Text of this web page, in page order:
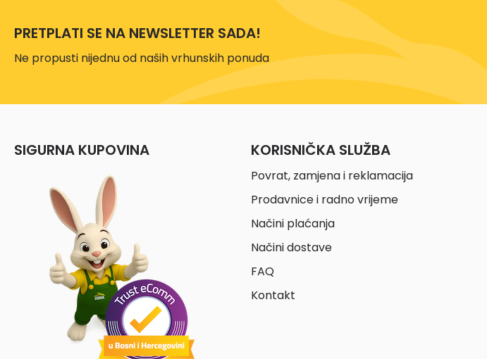
PRETPLATI SE NA NEWSLETTER SADA!
Ne propusti nijednu od naših vrhunskih ponuda
SIGURNA KUPOVINA KORISNIČKA SLUŽBA
Povrat, zamjena i reklamacija
Prodavnice i radno vrijeme
Načini plaćanja
Načini dostave
FAQ
Kontakt